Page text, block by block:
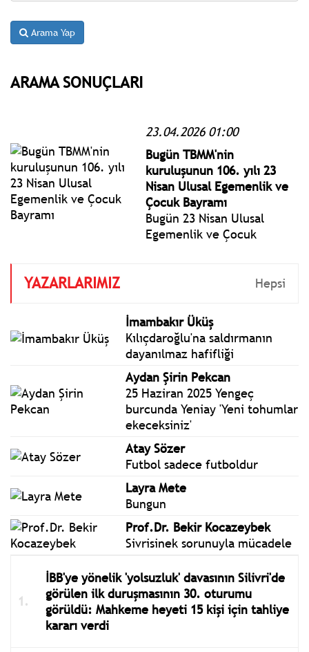
Arama Yap
ARAMA SONUÇLARI
23.04.2026 01:00
Bugün TBMM'nin
kuruluşunun 106. yılı 23
Nisan Ulusal Egemenlik ve
Çocuk Bayramı
Bugün 23 Nisan Ulusal
Egemenlik ve Çocuk
yılı. Bugün Türkiye Büyük
23 Nisan 1920'de kuruldu.
Cumhuriyetimizin
temelleri o gün atıldı.
YAZARLARIMIZ Hepsi
İmambakır Üküş
Kılıçdaroğlu'na saldırmanın
dayanılmaz hafifliği
Aydan Şirin Pekcan
25 Haziran 2025 Yengeç
burcunda Yeniay 'Yeni tohumlar
ekeceksiniz'
Atay Sözer
Futbol sadece futboldur
Layra Mete
Bungun
Prof.Dr. Bekir Kocazeybek
Sivrisinek sorunuyla mücadele
İBB'ye yönelik 'yolsuzluk' davasının Silivri'de
görülen ilk duruşmasının 30. oturumu
görüldü: Mahkeme heyeti 15 kişi için tahliye
kararı verdi